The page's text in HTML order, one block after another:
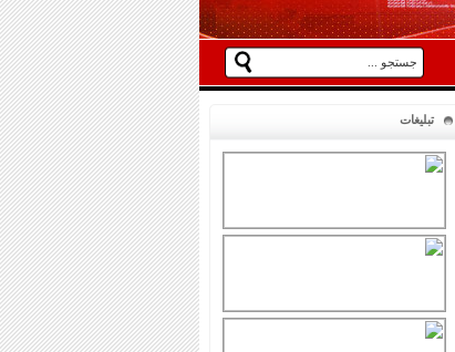
تبلیغات